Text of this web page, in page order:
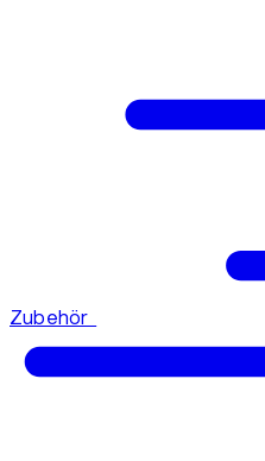
Zubehör